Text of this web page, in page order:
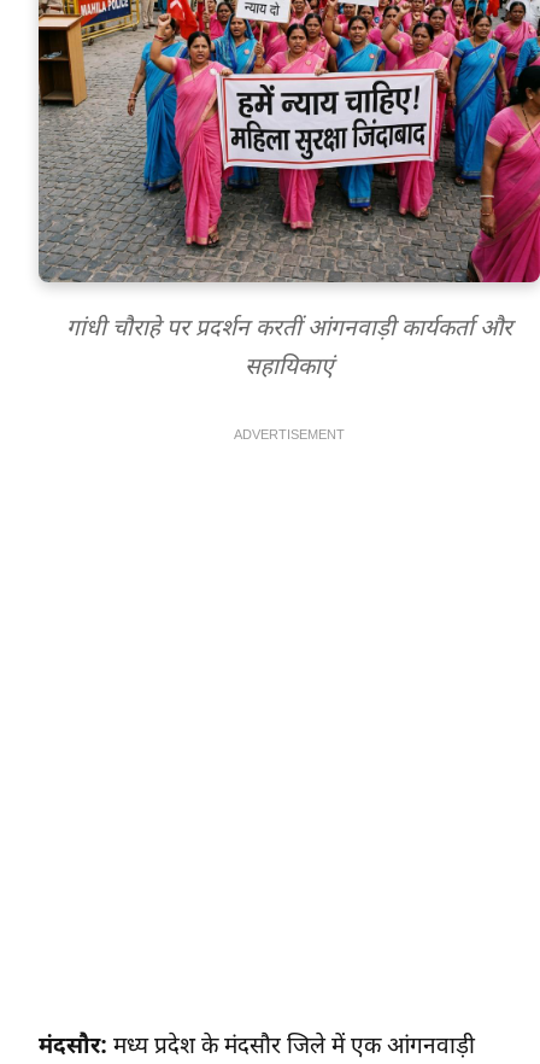
गांधी चौराहे पर प्रदर्शन करतीं आंगनवाड़ी कार्यकर्ता और
सहायिकाएं
ADVERTISEMENT
मंदसौर: मध्य प्रदेश के मंदसौर जिले में एक आंगनवाड़ी